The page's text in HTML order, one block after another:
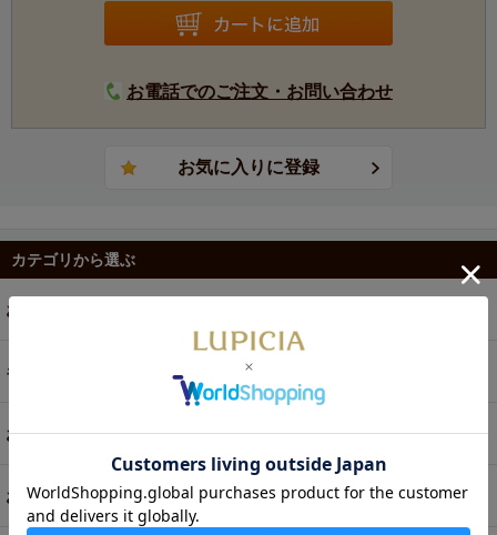
お電話でのご注文・お問い合わせ
カテゴリから選ぶ
お茶
ギフト
お菓子・食品・飲料
お買い得商品